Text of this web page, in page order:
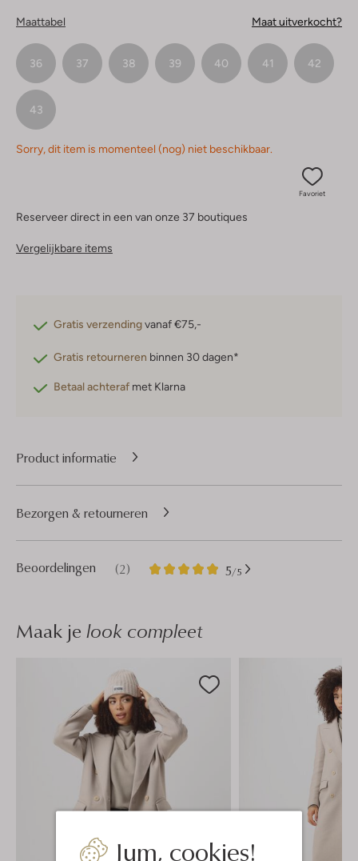
Jum, cookies!
Maattabel Maat uitverkocht?
36 37 38 39 40 41 42
43
Sorry, dit item is momenteel (nog) niet beschikbaar.
Favoriet
Reserveer direct in een van onze 37 boutiques
Vergelijkbare items
Gratis verzendingvanaf €75,-
Gratis retourneren binnen 30 dagen*
Betaal achteraf met Klarna
Product informatie
Beoordelingen (2) 5/5
2
5
Bezorgen & retourneren
Maak je look compleet